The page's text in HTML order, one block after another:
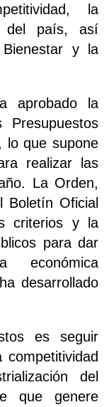
la
del país, así
y la
aprobado la
lo que supone
realizar las
La Orden,
Oficial
criterios y la
para dar
económica
desarrollado
es seguir
del
que genere